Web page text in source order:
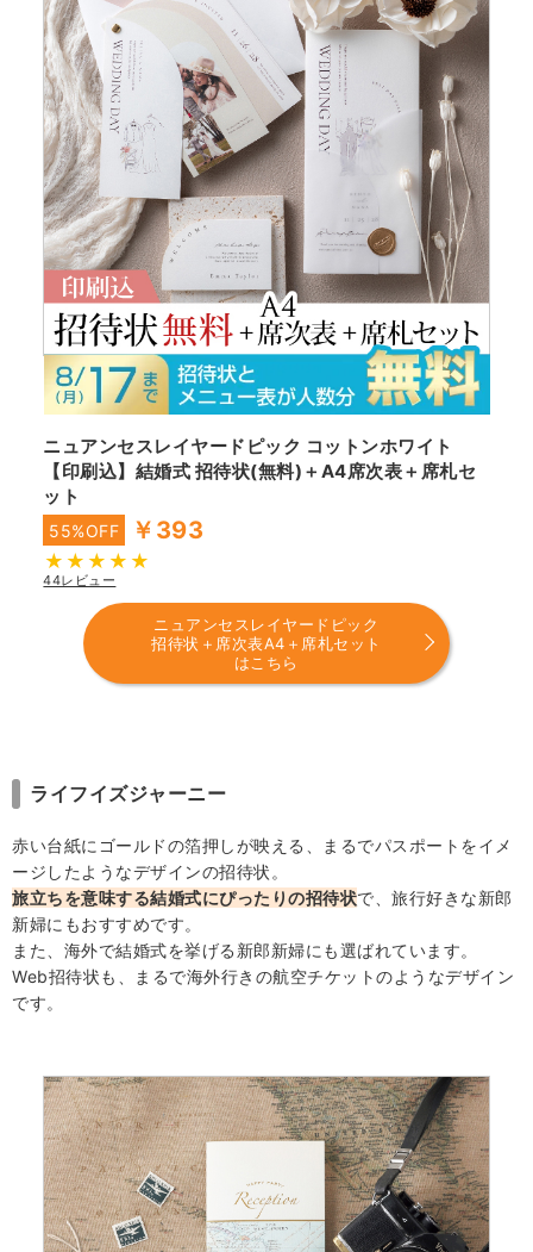
ニュアンセスレイヤードピック コットンホワイト
【印刷込】結婚式 招待状(無料)＋A4席次表＋席札セ
ット
55%OFF ￥393
44レビュー
ニュアンセスレイヤードピック
招待状＋席次表A4＋席札セット
はこちら
ライフイズジャーニー
赤い台紙にゴールドの箔押しが映える、まるでパスポートをイメ
ージしたようなデザインの招待状。
旅立ちを意味する結婚式にぴったりの招待状で、旅行好きな新郎
新婦にもおすすめです。
また、海外で結婚式を挙げる新郎新婦にも選ばれています。
Web招待状も、まるで海外行きの航空チケットのようなデザイン
です。